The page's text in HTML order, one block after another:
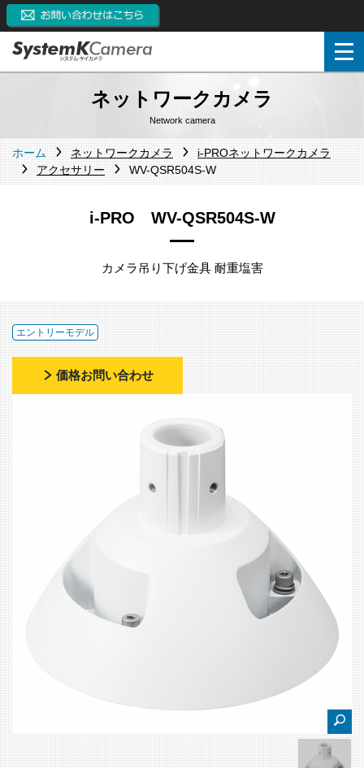
ネットワークカメラ
Network camera
ホーム ネットワークカメラ
i-PROネットワークカメラ
アクセサリー
WV-QSR504S-W
i-PRO WV-QSR504S-W
カメラ吊り下げ金具 耐重塩害
エントリーモデル
価格お問い合わせ